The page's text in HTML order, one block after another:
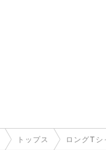
トップス ロングTシ